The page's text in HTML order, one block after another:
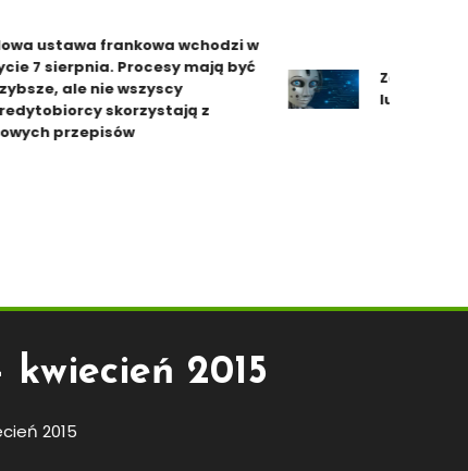
ustawa frankowa wchodzi w
7 sierpnia. Procesy mają być
ale nie wszyscy
skorzystają z
przepisów
Za sztuczną
ludzie. Polska
2015
2015